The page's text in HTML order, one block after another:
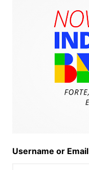
Username or Email